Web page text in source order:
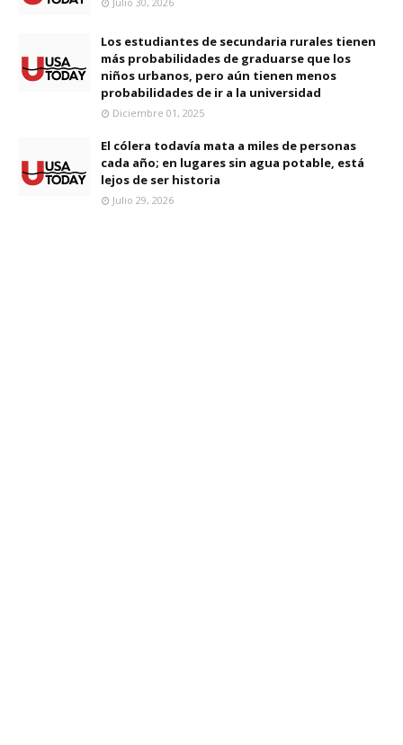
Los estudiantes de secundaria rurales tienen
más probabilidades de graduarse que los
niños urbanos, pero aún tienen menos
probabilidades de ir a la universidad
Diciembre 01, 2025
El cólera todavía mata a miles de personas
cada año; en lugares sin agua potable, está
lejos de ser historia
Julio 29, 2026